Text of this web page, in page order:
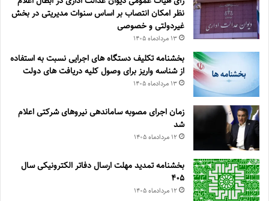
نظر امکان انتصاب بر اساس سنوات مدیریتی در بخش
غیردولتی و خصوصی
۱۳ مرداد‌ماه ۱۴۰۵
بخشنامه تکلیف دستگاه های اجرایی نسبت به استفاده
از شناسه واریز برای وصول کلیه دریافت های دولت
۱۳ مرداد‌ماه ۱۴۰۵
زمان اجرای مصوبه ساماندهی نیروهای شرکتی اعلام
شد
۱۲ مرداد‌ماه ۱۴۰۵
بخشنامه تمدید مهلت ارسال دفاتر الکترونیکی سال
۴۰۵
۱۲ مرداد‌ماه ۱۴۰۵